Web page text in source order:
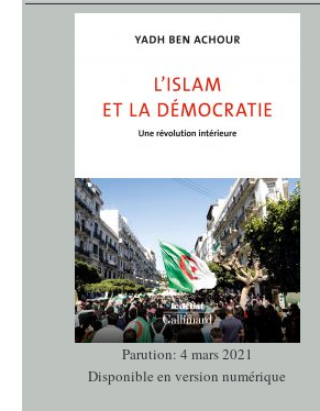
Parution: 4 mars 2021
Disponible en version numérique